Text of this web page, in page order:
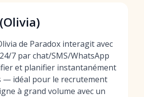
de Paradox interagit avec
7 par chat/SMS/WhatsApp
et planifier instantanément
— idéal pour le recrutement
à grand volume avec un